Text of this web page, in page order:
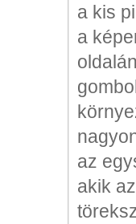
a kis
a
az
akik